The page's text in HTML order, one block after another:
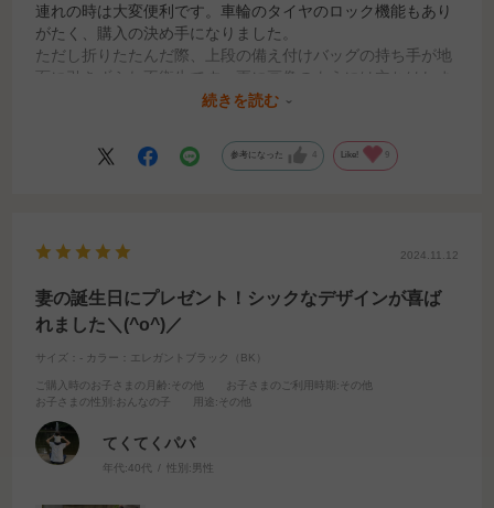
連れの時は大変便利です。車輪のタイヤのロック機能もあり
がたく、購入の決め手になりました。
ただし折りたたんだ際、上段の備え付けバッグの持ち手が地
面に引きずられ不衛生です。更に画像のようには立ちはしま
すがかなり危うく、軽く手を添えておかないとないと前輪の
す。利き手でないと開けません。握力が弱い高齢の母には使
いづらいようです。
続きを読む
参考になった Like! 9
2024.11.12
妻の誕生日にプレゼント！シックなデザインが喜ば
れました＼(^o^)／
サイズ：- カラー：エレガントブラック（BK）
ご購入時のお子さまの月齢 :その他 お子さまのご利用時期 :その他
お子さまの性別 :おんなの子 用途 :その他
てくてくパパ
年代:40代 性別: 男性